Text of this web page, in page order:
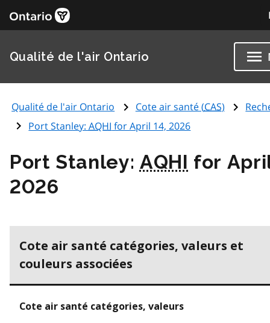
Qualité de l'air Ontario
Qualité de l'air Ontario Cote air santé (CAS)
Port Stanley:AQHI for April 14, 2026
Port Stanley: AQHI for
2026
Cote air santé catégories, valeurs et
couleurs associées
Cote air santé catégories, valeurs